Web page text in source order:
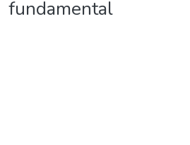
fundamental